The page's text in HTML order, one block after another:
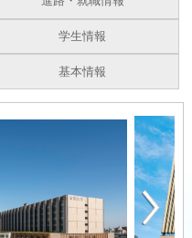
学生情報
基本情報